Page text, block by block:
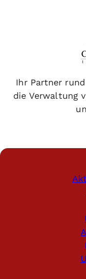
Ihr Partner
die Verwaltung